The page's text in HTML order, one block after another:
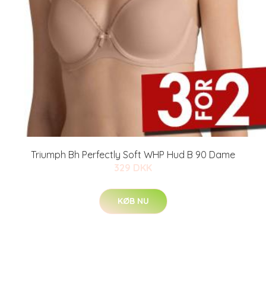
Triumph Bh Perfectly Soft WHP Hud B 90 Dame
329 DKK
KØB NU